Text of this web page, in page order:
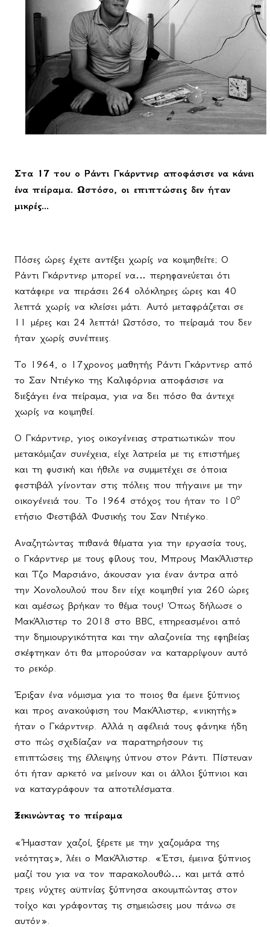
Στα 17 του ο Ράντι Γκάρντνερ αποφάσισε να κάνει
ένα πείραμα. Ωστόσο, οι επιπτώσεις δεν ήταν
μικρές...
Πόσες ώρες έχετε αντέξει χωρίς να κοιμηθείτε; Ο
Ράντι Γκάρντνερ μπορεί να… περηφανεύεται ότι
κατάφερε να περάσει 264 ολόκληρες ώρες και 40
λεπτά χωρίς να κλείσει μάτι. Αυτό μεταφράζεται σε
11 μέρες και 24 λεπτά! Ωστόσο, το πείραμά του δεν
ήταν χωρίς συνέπειες.
Το 1964, ο 17χρονος μαθητής Ράντι Γκάρντνερ από
το Σαν Ντιέγκο της Καλιφόρνια αποφάσισε να
διεξάγει ένα πείραμα, για να δει πόσο θα άντεχε
χωρίς να κοιμηθεί.
Ο Γκάρντνερ, γιος οικογένειας στρατιωτικών που
μετακόμιζαν συνέχεια, είχε λατρεία με τις επιστήμες
και τη φυσική και ήθελε να συμμετέχει σε όποια
φεστιβάλ γίνονταν στις πόλεις που πήγαινε με την
οικογένειά του. Το 1964 στόχος του ήταν το 10ο
ετήσιο Φεστιβάλ Φυσικής του Σαν Ντιέγκο.
Αναζητώντας πιθανά θέματα για την εργασία τους,
ο Γκάρντνερ με τους φίλους του, Μπρους ΜακΆλιστερ
και Τζο Μαρσιάνο, άκουσαν για έναν άντρα από
την Χονολουλού που δεν είχε κοιμηθεί για 260 ώρες
και αμέσως βρήκαν το θέμα τους! Όπως δήλωσε ο
ΜακΆλιστερ το 2018 στο BBC, επηρεασμένοι από
την δημιουργικότητα και την αλαζονεία της εφηβείας
σκέφτηκαν ότι θα μπορούσαν να καταρρίψουν αυτό
το ρεκόρ.
Έριξαν ένα νόμισμα για το ποιος θα έμενε ξύπνιος
και προς ανακούφιση του ΜακΆλιστερ, «νικητής»
ήταν ο Γκάρντνερ. Αλλά η αφέλειά τους φάνηκε ήδη
στο πώς σχεδίαζαν να παρατηρήσουν τις
επιπτώσεις της έλλειψης ύπνου στον Ράντι. Πίστευαν
ότι ήταν αρκετό να μείνουν και οι άλλοι ξύπνιοι και
να καταγράφουν τα αποτελέσματα.
Ξεκινώντας το πείραμα
«Ήμασταν χαζοί, ξέρετε με την χαζομάρα της
νεότητας», λέει ο ΜακΆλιστερ. «Έτσι, έμεινα ξύπνιος
μαζί του για να τον παρακολουθώ… και μετά από
τρεις νύχτες αϋπνίας ξύπνησα ακουμπώντας στον
τοίχο και γράφοντας τις σημειώσεις μου πάνω σε
αυτόν».